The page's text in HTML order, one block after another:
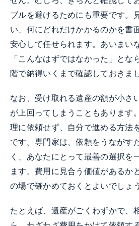
ブルを避けるためにも重要です。
い、何にどれだけかかるのかを書
安心して任せられます。あいまい
「こんなはずではなかった」とな
階で納得いくまで確認しておきま
なお、受け取れる遺産の額が小さ
が上回ってしまうこともあります
理に依頼せず、自分で進める方法
です。専門家は、依頼をうながす
く、あなたにとって最善の選択を
ます。費用に見合う価値があるか
の場で確かめておくとよいでしょう
たとえば、遺産がごくわずかで、